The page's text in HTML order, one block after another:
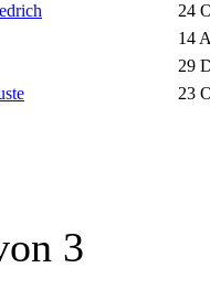
24
14
29
23
3